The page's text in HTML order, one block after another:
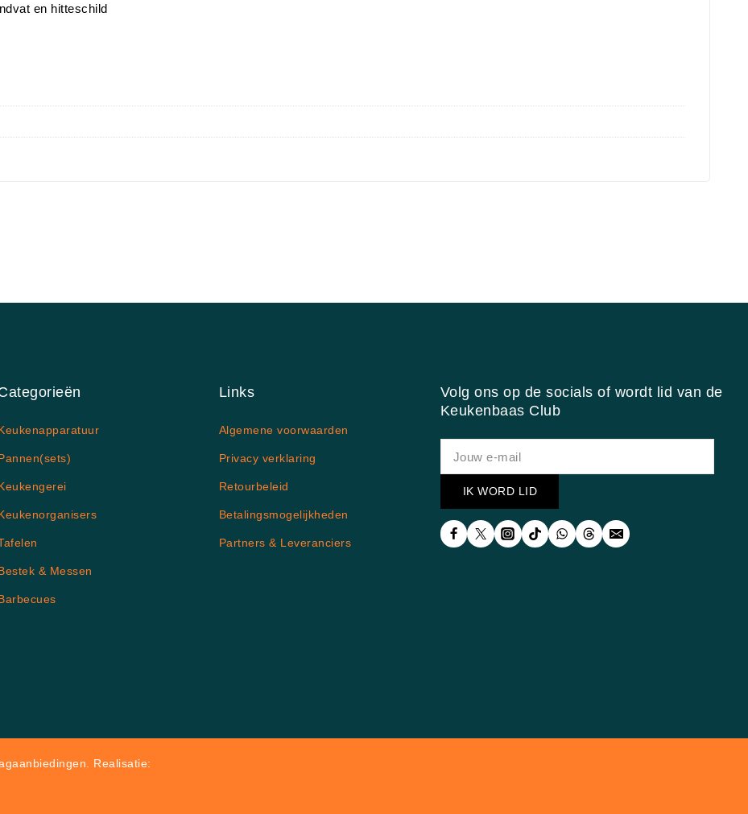
en hitteschild
& Messen
Links
Algemene voorwaarden
Privacy verklaring
Retourbeleid
Betalingsmogelijkheden
Partners & Leveranciers
Volg ons op de socials of wordt lid van de
Keukenbaas Club
Realisatie: